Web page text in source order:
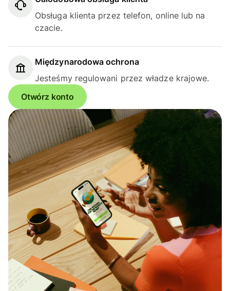
Obsługa klienta przez telefon, online lub na
czacie.
Międzynarodowa ochrona
Jesteśmy regulowani przez władze krajowe.
Otwórz konto